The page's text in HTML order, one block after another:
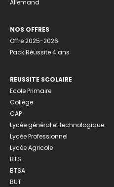
Allemand
NOS OFFRES
Offre 2025-2026
Pack Réussite 4 ans
REUSSITE SCOLAIRE
Ecole Primaire
Collège
CAP
Lycée général et technologique
Lycée Professionnel
Lycée Agricole
BTS
BTSA
BUT